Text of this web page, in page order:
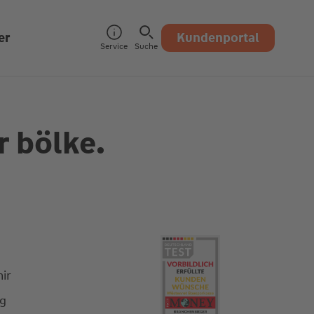
Service Suche Kundenportal
bölke.